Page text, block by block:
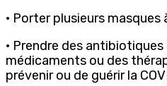
· Porter plusieurs masques
· Prendre des
médicaments ou des
prévenir ou de guérir la